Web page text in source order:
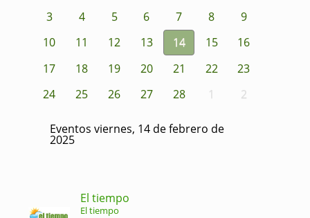
3
4 5 6 7 8
9
10
11 12 13 14 15
16
17
18 19 20 21 22
23
24
25 26 27 28 1 2
Eventos viernes, 14 de febrero de
2025
El tiempo
El tiempo